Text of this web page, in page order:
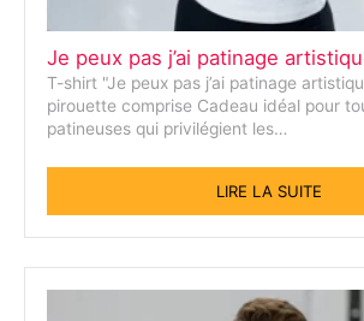
Je peux pas j’ai patinage
T-shirt "Je peux pas j’ai patinage
pirouette comprise Cadeau idéal pour
patineuses qui privilégient les…
LIRE LA SUITE